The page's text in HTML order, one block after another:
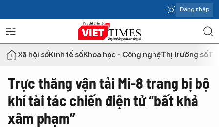
Đăng nhập
Xã hội sốKinh tế sốKhoa học - Công nghệThị trường số
Trực thăng vận tải Mi-8 trang bị bộ
khí tài tác chiến điện tử “bất khả
xâm phạm”